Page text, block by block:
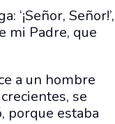
Señor!’,
mi Padre, que
a un hombre
se
porque estaba